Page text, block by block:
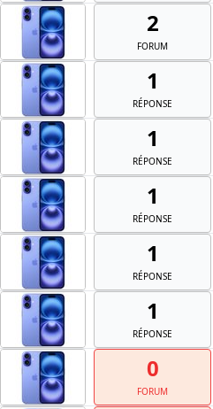
2
FORUM
1
RÉPONSE
1
RÉPONSE
1
RÉPONSE
1
RÉPONSE
1
RÉPONSE
0
FORUM